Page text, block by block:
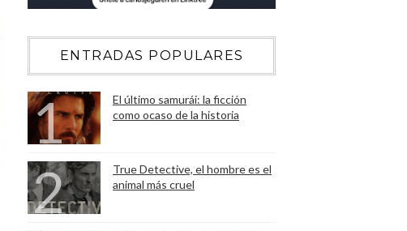
ENTRADAS POPULARES
El último samurái: la ficción
como ocaso de la historia
True Detective, el hombre es el
animal más cruel